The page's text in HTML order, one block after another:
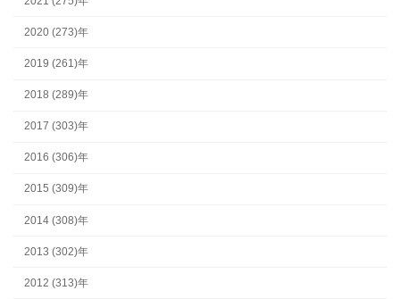
2020 (273)年
2019 (261)年
2018 (289)年
2017 (303)年
2016 (306)年
2015 (309)年
2014 (308)年
2013 (302)年
2012 (313)年